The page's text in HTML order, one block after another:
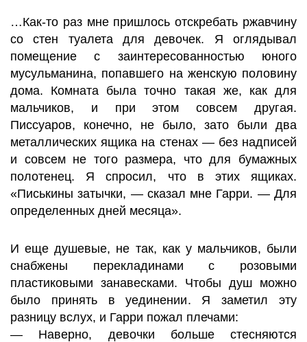
…Как-то раз мне пришлось отскребать ржавчину
со стен туалета для девочек. Я оглядывал
помещение с заинтересованностью юного
мусульманина, попавшего на женскую половину
дома. Комната была точно такая же, как для
мальчиков, и при этом совсем другая.
Писсуаров, конечно, не было, зато были два
металлических ящика на стенах — без надписей
и совсем не того размера, что для бумажных
полотенец. Я спросил, что в этих ящиках.
«Писькины затычки, — сказал мне Гарри. — Для
определенных дней месяца».
И еще душевые, не так, как у мальчиков, были
снабжены перекладинами с розовыми
пластиковыми занавесками. Чтобы душ можно
было принять в уединении. Я заметил эту
разницу вслух, и Гарри пожал плечами:
— Наверно, девочки больше стесняются